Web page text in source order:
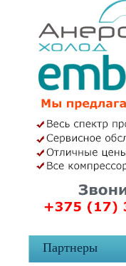
Партнеры